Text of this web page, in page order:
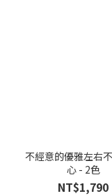
不經意的優雅左右
心 - 2色
NT$1,790